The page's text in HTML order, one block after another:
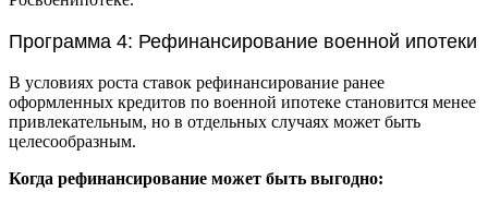
Программа 4: Рефинансирование военной ипотеки
В условиях роста ставок рефинансирование ранее
оформленных кредитов по военной ипотеке становится менее
привлекательным, но в отдельных случаях может быть
целесообразным.
Когда рефинансирование может быть выгодно: